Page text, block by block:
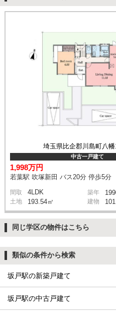
埼玉県比企郡川島町八幡
中古一戸建て
1,998万円
若葉駅 吹塚新田 バス20分 停歩5分
間取 4LDK 築年
土地 193.54㎡ 建物
同じ学区の物件はこちら
類似の条件から検索
坂戸駅の新築戸建て
坂戸駅の中古戸建て